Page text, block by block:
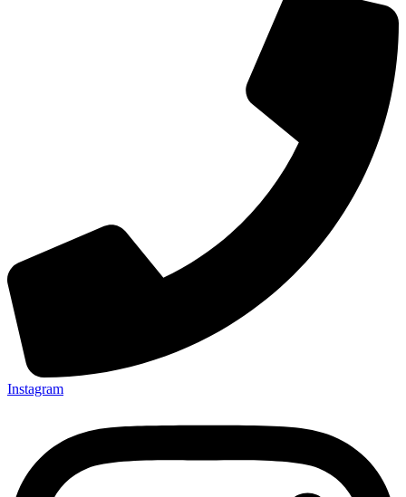
Instagram